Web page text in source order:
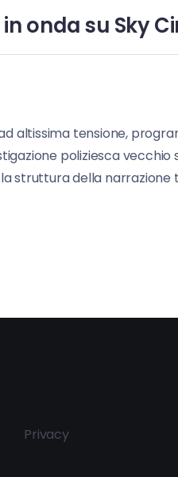
onda su Sky
altissima tensione,
poliziesca
struttura della narrazione
Privacy